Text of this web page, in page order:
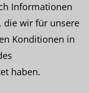
Informationen
die wir für unsere
Konditionen in
haben.